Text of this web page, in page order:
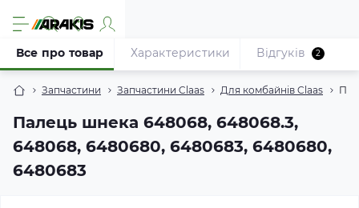
Запчастини Запчастини Claas Для комбайнів Claas
Палець шнека 648068, 648068.3,
648068, 6480680, 6480683, 6480680,
6480683
Все про товар Характеристики Відгуків 2